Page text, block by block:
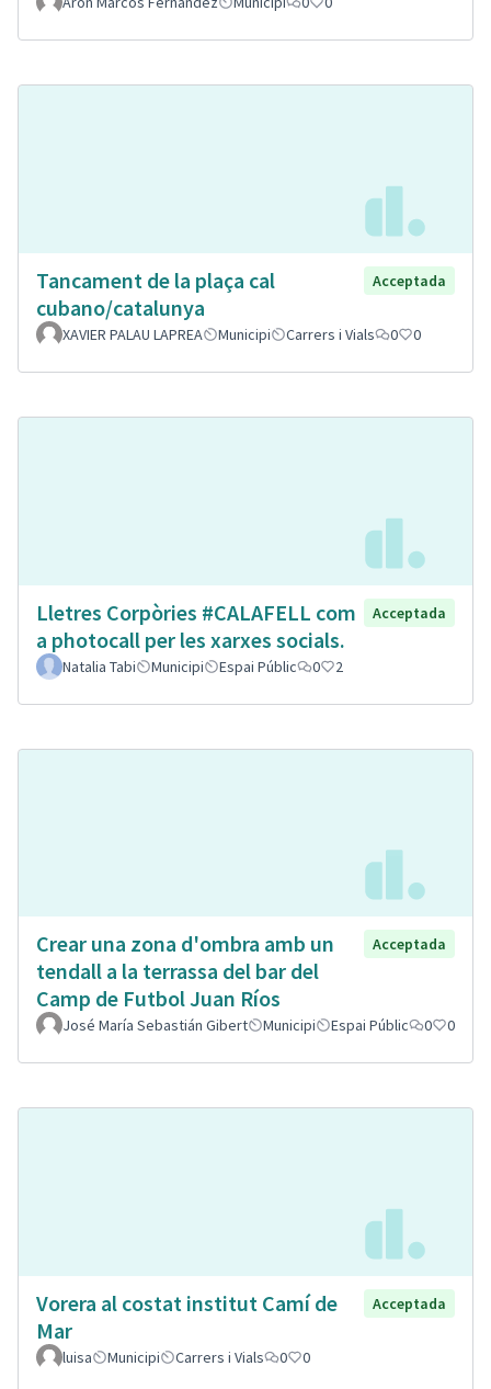
Tancament de la plaça cal
cubano/catalunya
Acceptada
XAVIER PALAU LAPREA Municipi Carrers i Vials 0 0
Lletres Corpòries #CALAFELL com
a photocall per les xarxes socials.
Acceptada
Natalia Tabi Municipi Espai Públic 0 2
Crear una zona d'ombra amb un
tendall a la terrassa del bar del
Camp de Futbol Juan Ríos
Acceptada
José María Sebastián Gibert Municipi Espai Públic 0 0
Vorera al costat institut Camí de
Mar
Acceptada
luisa Municipi Carrers i Vials 0 0